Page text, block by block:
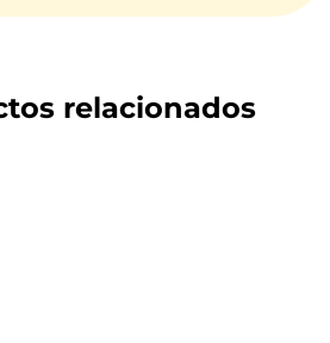
relacionados